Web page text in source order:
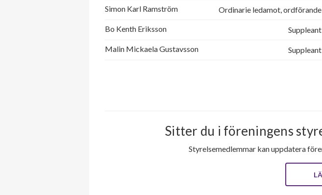
Simon Karl Ramström Ordinarie ledamot, ordförande
Bo Kenth Eriksson Suppleant
Malin Mickaela Gustavsson Suppleant
Sitter du i föreningens
Styrelsemedlemmar kan uppdatera